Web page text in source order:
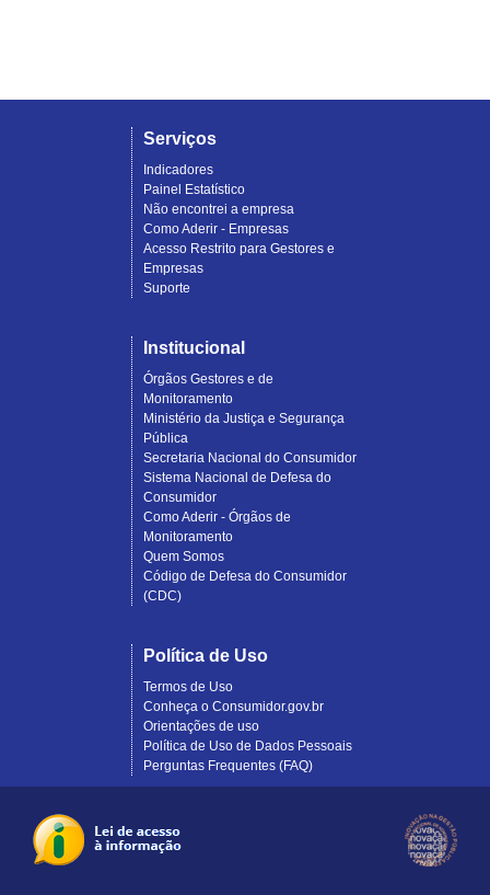
Serviços
Indicadores
Painel Estatístico
Não encontrei a empresa
Como Aderir - Empresas
Acesso Restrito para Gestores e
Empresas
Suporte
Institucional
Órgãos Gestores e de
Monitoramento
Ministério da Justiça e Segurança
Pública
Secretaria Nacional do Consumidor
Sistema Nacional de Defesa do
Consumidor
Como Aderir - Órgãos de
Monitoramento
Quem Somos
Código de Defesa do Consumidor
(CDC)
Política de Uso
Termos de Uso
Conheça o Consumidor.gov.br
Orientações de uso
Política de Uso de Dados Pessoais
Perguntas Frequentes (FAQ)